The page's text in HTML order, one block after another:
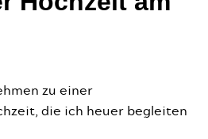
zu einer
die ich heuer begleiten